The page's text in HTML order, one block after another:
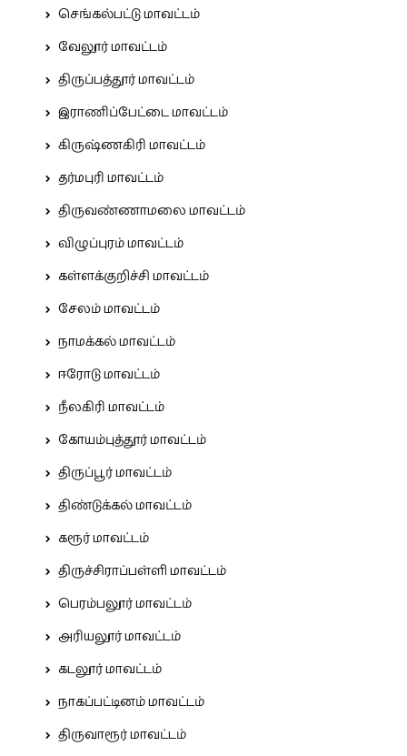
செங்கல்பட்டு மாவட்டம்
வேலூர் மாவட்டம்
திருப்பத்தூர் மாவட்டம்
இராணிப்பேட்டை மாவட்டம்
கிருஷ்ணகிரி மாவட்டம்
தர்மபுரி மாவட்டம்
திருவண்ணாமலை மாவட்டம்
விழுப்புரம் மாவட்டம்
கள்ளக்குறிச்சி மாவட்டம்
சேலம் மாவட்டம்
நாமக்கல் மாவட்டம்
ஈரோடு மாவட்டம்
நீலகிரி மாவட்டம்
கோயம்புத்தூர் மாவட்டம்
திருப்பூர் மாவட்டம்
திண்டுக்கல் மாவட்டம்
கரூர் மாவட்டம்
திருச்சிராப்பள்ளி மாவட்டம்
பெரம்பலூர் மாவட்டம்
அரியலூர் மாவட்டம்
கடலூர் மாவட்டம்
நாகப்பட்டினம் மாவட்டம்
திருவாரூர் மாவட்டம்